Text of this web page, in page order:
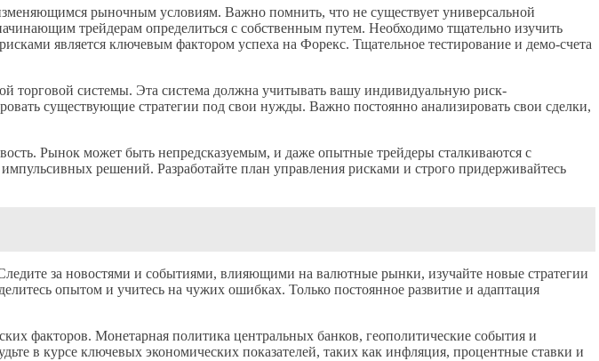
рыночным условиям. Важно помнить, что не существует универсальной
трейдерам определиться с собственным путем. Необходимо тщательно изучить
является ключевым фактором успеха на Форекс. Тщательное тестирование и демо-счета
торговой системы. Эта система должна учитывать вашу индивидуальную риск-
существующие стратегии под свои нужды. Важно постоянно анализировать свои сделки,
Рынок может быть непредсказуемым, и даже опытные трейдеры сталкиваются с
решений. Разработайте план управления рисками и строго придерживайтесь
за новостями и событиями, влияющими на валютные рынки, изучайте новые стратегии
опытом и учитесь на чужих ошибках. Только постоянное развитие и адаптация
факторов. Монетарная политика центральных банков, геополитические события и
в курсе ключевых экономических показателей, таких как инфляция, процентные ставки и